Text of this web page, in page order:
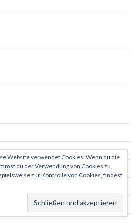
Website verwendet Cookies. Wenn du die
du der Verwendung von Cookies zu.
zur Kontrolle von Cookies, findest